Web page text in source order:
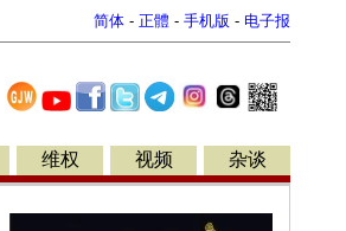
简体 - 正體 - 手机版 - 电子报
维权 视频 杂谈